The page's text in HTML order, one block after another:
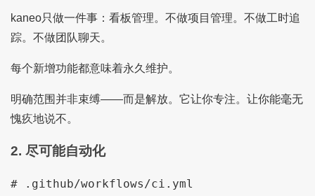
kaneo只做一件事：看板管理。不做项目管理。不做工时追
踪。不做团队聊天。
每个新增功能都意味着永久维护。
明确范围并非束缚——而是解放。它让你专注。让你能毫无
愧疚地说不。
2. 尽可能自动化
# .github/workflows/ci.yml